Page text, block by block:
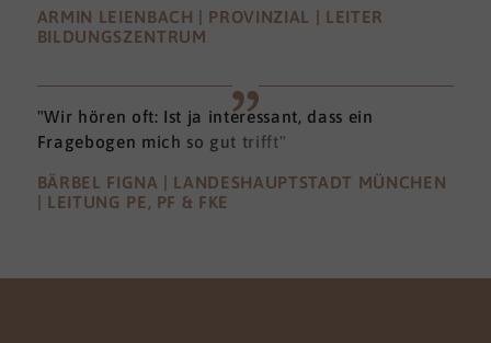
ARMIN LEIENBACH | PROVINZIAL | LEITER
BILDUNGSZENTRUM
"Wir hören oft: Ist ja interessant, dass ein
Fragebogen mich so gut trifft"
BÄRBEL FIGNA | LANDESHAUPTSTADT MÜNCHEN
| LEITUNG PE, PF & FKE